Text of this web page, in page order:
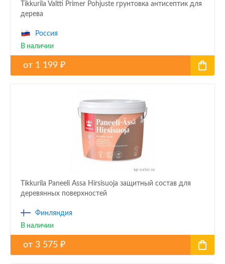
Tikkurila Valtti Primer Pohjuste грунтовка антисептик для
дерева
Россия
В наличии
от 1 199 ₽
Tikkurila Paneeli Assa Hirsisuoja защитный состав для
деревянных поверхностей
Финляндия
В наличии
от 3 575 ₽